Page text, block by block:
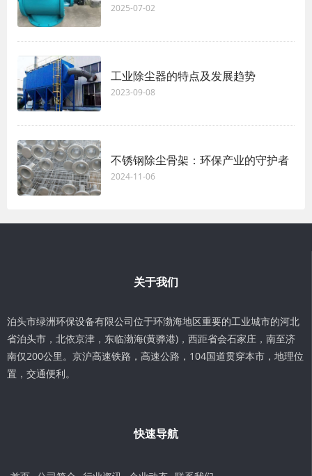
2025-07-02
工业除尘器的特点及发展趋势
2023-09-08
不锈钢除尘骨架：环保产业的守护者
2024-11-06
关于我们
泊头市绿洲环保设备有限公司位于环渤海地区重要的工业城市的河北
省泊头市，北依京津，东临渤海(黄骅港)，西距省会石家庄，南至济
南仅200公里。京沪高速铁路，高速公路，104国道贯穿本市，地理位
置，交通便利。
快速导航